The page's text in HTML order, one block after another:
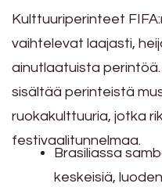
Kulttuuriperinteet
vaihtelevat laajasti,
ainutlaatuista
sisältää perinteistä
ruokakulttuuria, jotka
festivaalitunnelmaa.
Brasiliassa
keskeisiä,